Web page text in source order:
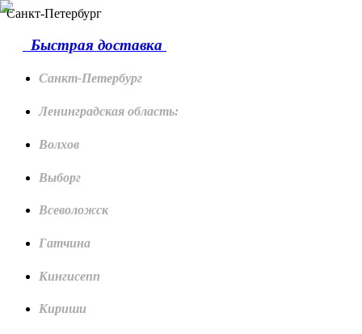
Санкт-Петербург
Быстрая доставка
Санкт-Петербург
Ленинградская область:
Волхов
Выборг
Всеволожск
Гатчина
Кингисепп
Кириши